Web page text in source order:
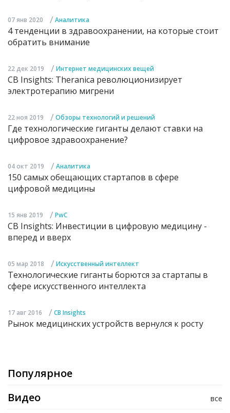
07 янв 2020 / Аналитика
4 тенденции в здравоохранении, на которые стоит
обратить внимание
22 дек 2019 / Интернет медицинских вещей
CB Insights: Theranica революционизирует
электротерапию мигрени
22 ноя 2019 / Обзоры технологий и решений
Где технологические гиганты делают ставки на
цифровое здравоохранение?
04 окт 2019 / Аналитика
150 самых обещающих стартапов в сфере
цифровой медицины
15 янв 2019 / PwC
CB Insights: Инвестиции в цифровую медицину -
вперед и вверх
05 мар 2018 / Искусственный интеллект
Технологические гиганты борются за стартапы в
сфере искусственного интеллекта
17 авг 2016 / CB Insights
Рынок медицинских устройств вернулся к росту
Популярное
все
Видео